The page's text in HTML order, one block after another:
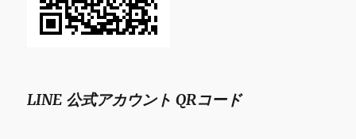
LINE 公式アカウント QRコード